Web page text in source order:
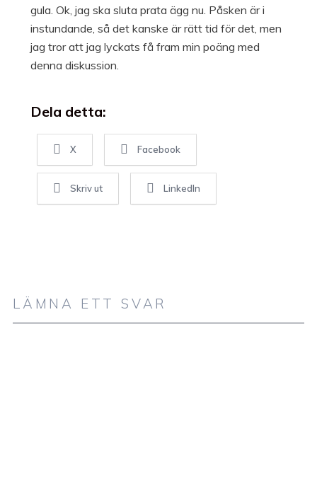
gula. Ok, jag ska sluta prata ägg nu. Påsken är i
instundande, så det kanske är rätt tid för det, men
jag tror att jag lyckats få fram min poäng med
denna diskussion.
Dela detta:
X Facebook
Skriv ut LinkedIn
LÄMNA ETT SVAR